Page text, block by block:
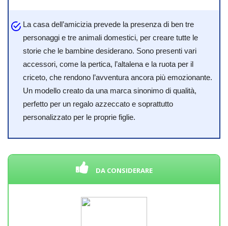
La casa dell’amicizia prevede la presenza di ben tre
personaggi e tre animali domestici, per creare tutte le
storie che le bambine desiderano. Sono presenti vari
accessori, come la pertica, l’altalena e la ruota per il
criceto, che rendono l’avventura ancora più emozionante.
Un modello creato da una marca sinonimo di qualità,
perfetto per un regalo azzeccato e soprattutto
personalizzato per le proprie figlie.
DA CONSIDERARE